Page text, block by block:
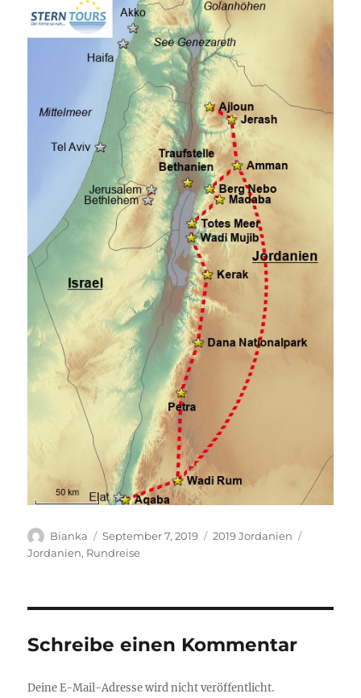
Autor
Bianka
Veröffentlicht
am
September 7, 2019 Kategorien
2019 Jordanien
Jordanien, Rundreise
Schreibe einen Kommentar
Deine E-Mail-Adresse wird nicht veröffentlicht.